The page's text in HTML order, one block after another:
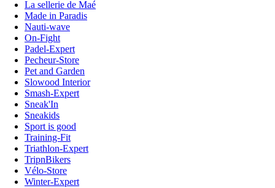
La sellerie de Maé
Made in Paradis
Nauti-wave
On-Fight
Padel-Expert
Pecheur-Store
Pet and Garden
Slowood Interior
Smash-Expert
Sneak'In
Sneakids
Sport is good
Training-Fit
Triathlon-Expert
TripnBikers
Vélo-Store
Winter-Expert